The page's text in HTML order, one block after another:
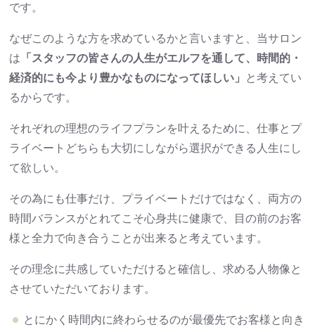
です。
なぜこのような方を求めているかと言いますと、当サロン
は 「スタッフの皆さんの人生がエルフを通して、時間的・
経済的にも今より豊かなものになってほしい」
と考えてい
るからです。
それぞれの理想のライフプランを叶えるために、仕事とプ
ライベートどちらも大切にしながら選択ができる人生にし
て欲しい。
その為にも仕事だけ、プライベートだけではなく、両方の
時間バランスがとれてこそ心身共に健康で、目の前のお客
様と全力で向き合うことが出来ると考えています。
その理念に共感していただけると確信し、求める人物像と
させていただいております。
とにかく時間内に終わらせるのが最優先でお客様と向き